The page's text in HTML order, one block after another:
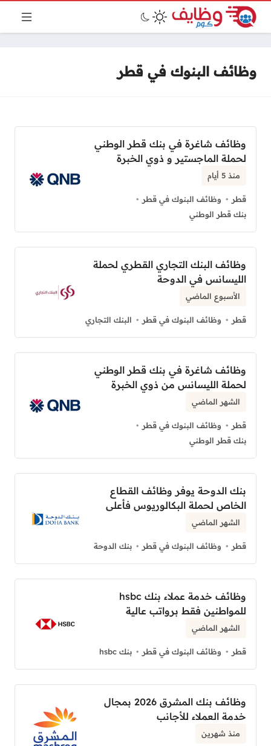
وظائف البنوك في قطر
وظائف شاغرة في بنك قطر الوطني
لحملة الماجستير و ذوي الخبرة
منذ 5 أيام
قطر
وظائف البنوك في قطر
بنك قطر الوطني
وظائف البنك التجاري القطري لحملة
الليسانس في الدوحة
الأسبوع الماضي
قطر وظائف البنوك في قطر البنك التجاري
وظائف شاغرة في بنك قطر الوطني
لحملة الليسانس من ذوي الخبرة
الشهر الماضي
قطر
وظائف البنوك في قطر
بنك قطر الوطني
بنك الدوحة يوفر وظائف القطاع
الخاص لحملة البكالوريوس فأعلى
الشهر الماضي
قطر وظائف البنوك في قطر بنك الدوحة
وظائف خدمة عملاء بنك hsbc
للمواطنين فقط برواتب عالية
الشهر الماضي
قطر وظائف البنوك في قطر بنك hsbc
وظائف بنك المشرق 2026 بمجال
خدمة العملاء للأجانب
منذ شهرين